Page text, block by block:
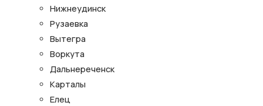
Нижнеудинск
Рузаевка
Вытегра
Воркута
Дальнереченск
Карталы
Елец